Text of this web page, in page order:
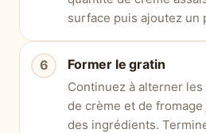
surface puis ajoutez un
Former le gratin
Continuez à alterner
de crème et de fromage
des ingrédients.